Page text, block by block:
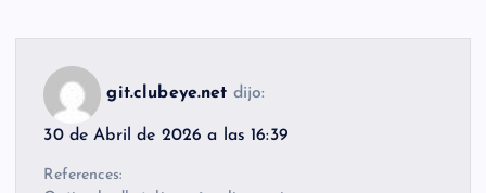
git.clubeye.net dijo:
30 de Abril de 2026 a las 16:39
References: